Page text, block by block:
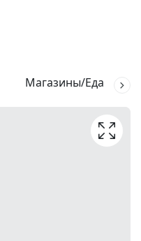
Магазины/Еда